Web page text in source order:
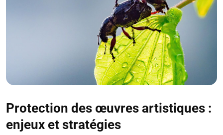
Protection des œuvres artistiques :
enjeux et stratégies